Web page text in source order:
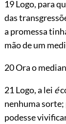
19 Logo, para
das
a promessa
mão de um
20 Ora o
21 Logo, a lei é
nenhuma sorte;
podesse